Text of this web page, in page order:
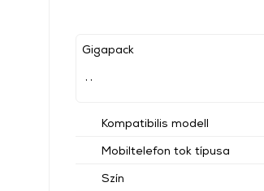
Gigapack
Kompatibilis modell
Mobiltelefon tok típusa
Szín